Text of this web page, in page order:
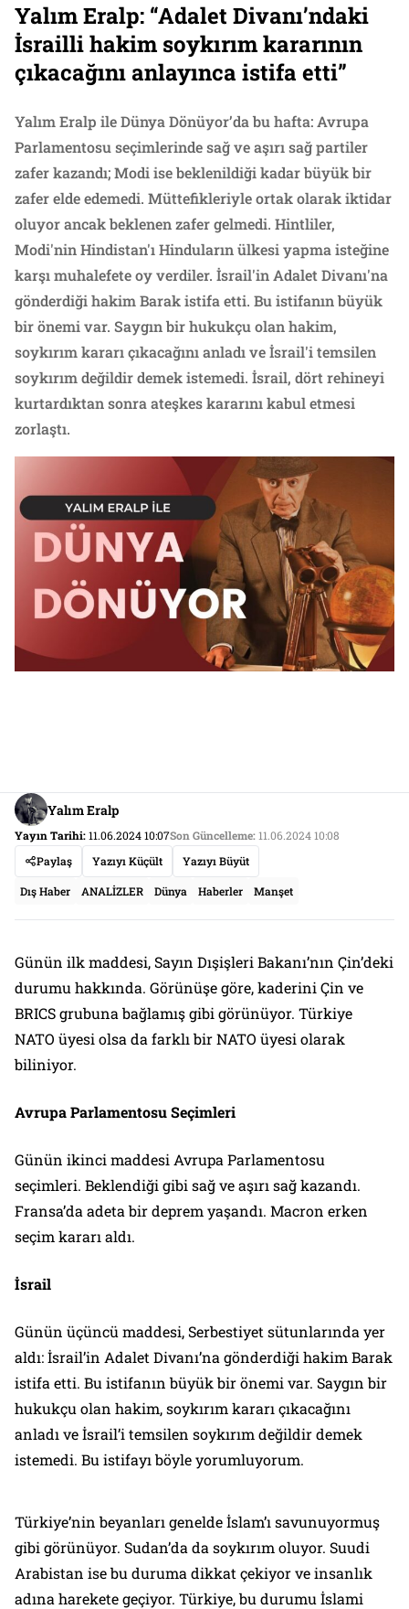
Yalım Eralp: “Adalet Divanı’ndaki
İsrailli hakim soykırım kararının
çıkacağını anlayınca istifa etti”
Yalım Eralp ile Dünya Dönüyor’da bu hafta: Avrupa
Parlamentosu seçimlerinde sağ ve aşırı sağ partiler
zafer kazandı; Modi ise beklenildiği kadar büyük bir
zafer elde edemedi. Müttefikleriyle ortak olarak iktidar
oluyor ancak beklenen zafer gelmedi. Hintliler,
Modi'nin Hindistan'ı Hinduların ülkesi yapma isteğine
karşı muhalefete oy verdiler. İsrail'in Adalet Divanı'na
gönderdiği hakim Barak istifa etti. Bu istifanın büyük
bir önemi var. Saygın bir hukukçu olan hakim,
soykırım kararı çıkacağını anladı ve İsrail'i temsilen
soykırım değildir demek istemedi. İsrail, dört rehineyi
kurtardıktan sonra ateşkes kararını kabul etmesi
zorlaştı.
Yalım Eralp
Yayın Tarihi:11.06.2024 10:07Son Güncelleme:11.06.2024 10:08
Paylaş
Yazıyı Küçült Yazıyı Büyüt
Dış Haber ANALİZLER Dünya Haberler Manşet
Günün ilk maddesi, Sayın Dışişleri Bakanı’nın Çin’deki
durumu hakkında. Görünüşe göre, kaderini Çin ve
BRICS grubuna bağlamış gibi görünüyor. Türkiye
NATO üyesi olsa da farklı bir NATO üyesi olarak
biliniyor.
Avrupa Parlamentosu Seçimleri
Günün ikinci maddesi Avrupa Parlamentosu
seçimleri. Beklendiği gibi sağ ve aşırı sağ kazandı.
Fransa’da adeta bir deprem yaşandı. Macron erken
seçim kararı aldı.
İsrail
Günün üçüncü maddesi, Serbestiyet sütunlarında yer
aldı: İsrail’in Adalet Divanı’na gönderdiği hakim Barak
istifa etti. Bu istifanın büyük bir önemi var. Saygın bir
hukukçu olan hakim, soykırım kararı çıkacağını
anladı ve İsrail’i temsilen soykırım değildir demek
istemedi. Bu istifayı böyle yorumluyorum.
Türkiye’nin beyanları genelde İslam’ı savunuyormuş
gibi görünüyor. Sudan’da da soykırım oluyor. Suudi
Arabistan ise bu duruma dikkat çekiyor ve insanlık
adına harekete geçiyor. Türkiye, bu durumu İslami